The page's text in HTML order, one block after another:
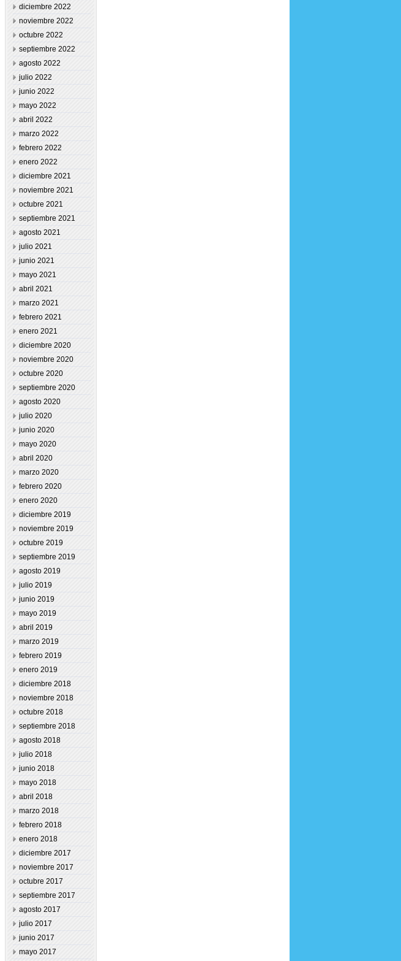
diciembre 2022
noviembre 2022
octubre 2022
septiembre 2022
agosto 2022
julio 2022
junio 2022
mayo 2022
abril 2022
marzo 2022
febrero 2022
enero 2022
diciembre 2021
noviembre 2021
octubre 2021
septiembre 2021
agosto 2021
julio 2021
junio 2021
mayo 2021
abril 2021
marzo 2021
febrero 2021
enero 2021
diciembre 2020
noviembre 2020
octubre 2020
septiembre 2020
agosto 2020
julio 2020
junio 2020
mayo 2020
abril 2020
marzo 2020
febrero 2020
enero 2020
diciembre 2019
noviembre 2019
octubre 2019
septiembre 2019
agosto 2019
julio 2019
junio 2019
mayo 2019
abril 2019
marzo 2019
febrero 2019
enero 2019
diciembre 2018
noviembre 2018
octubre 2018
septiembre 2018
agosto 2018
julio 2018
junio 2018
mayo 2018
abril 2018
marzo 2018
febrero 2018
enero 2018
diciembre 2017
noviembre 2017
octubre 2017
septiembre 2017
agosto 2017
julio 2017
junio 2017
mayo 2017